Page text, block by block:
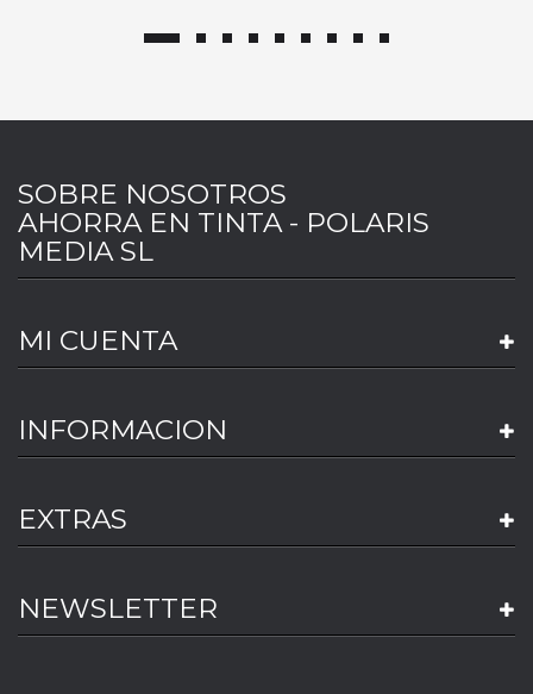
SOBRE NOSOTROS
AHORRA EN TINTA - POLARIS
MEDIA SL
MI CUENTA
INFORMACION
EXTRAS
NEWSLETTER